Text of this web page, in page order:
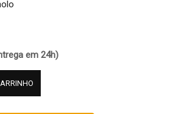
em 24h)